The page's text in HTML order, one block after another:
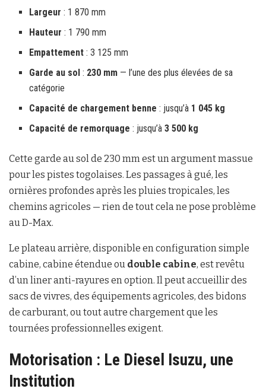
Largeur : 1 870 mm
Hauteur : 1 790 mm
Empattement : 3 125 mm
Garde au sol : 230 mm — l’une des plus élevées de sa
catégorie
Capacité de chargement benne : jusqu’à 1 045 kg
Capacité de remorquage : jusqu’à3 500 kg
Cette garde au sol de 230 mm est un argument massue
pour les pistes togolaises. Les passages à gué, les
ornières profondes après les pluies tropicales, les
chemins agricoles — rien de tout cela ne pose problème
au D-Max.
Le plateau arrière, disponible en configuration simple
cabine, cabine étendue ou double cabine, est revêtu
d’un liner anti-rayures en option. Il peut accueillir des
sacs de vivres, des équipements agricoles, des bidons
de carburant, ou tout autre chargement que les
tournées professionnelles exigent.
Motorisation : Le Diesel Isuzu, une
Institution